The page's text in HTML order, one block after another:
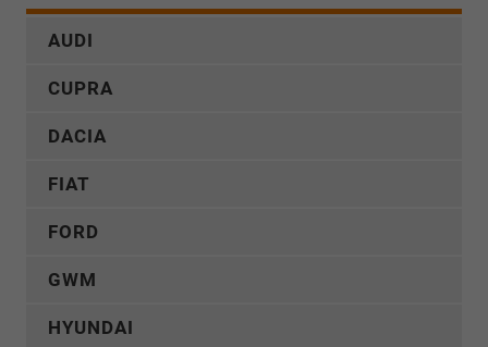
AUDI
CUPRA
DACIA
FIAT
FORD
GWM
HYUNDAI